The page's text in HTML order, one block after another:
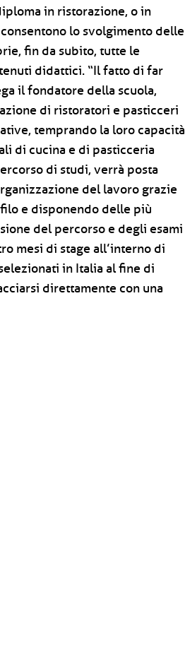
in ristorazione, o in
lo svolgimento delle
fin da subito, tutte le
didattici. “Il fatto di far
il fondatore della scuola,
di ristoratori e pasticceri
temprando la loro capacità
di cucina e di pasticceria
di studi, verrà posta
del lavoro grazie
e disponendo delle più
del percorso e degli esami
mesi di stage all’interno di
in Italia al fine di
direttamente con una